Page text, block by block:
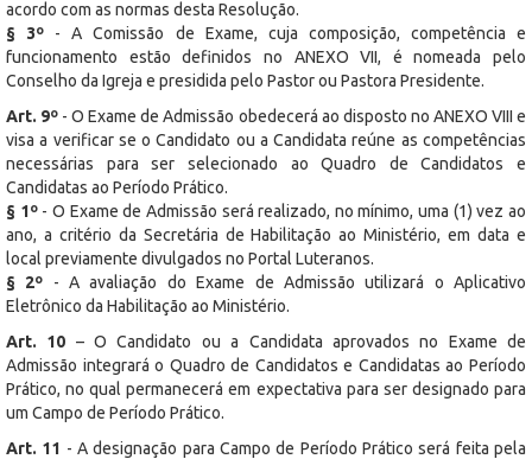
acordo com as normas desta Resolução.
§ 3º - A Comissão de Exame, cuja composição, competência e
funcionamento estão definidos no ANEXO VII, é nomeada pelo
Conselho da Igreja e presidida pelo Pastor ou Pastora Presidente.
Art. 9º - O Exame de Admissão obedecerá ao disposto no ANEXO VIII e
visa a verificar se o Candidato ou a Candidata reúne as competências
necessárias para ser selecionado ao Quadro de Candidatos e
Candidatas ao Período Prático.
§ 1º - O Exame de Admissão será realizado, no mínimo, uma (1) vez ao
ano, a critério da Secretária de Habilitação ao Ministério, em data e
local previamente divulgados no Portal Luteranos.
§ 2º - A avaliação do Exame de Admissão utilizará o Aplicativo
Eletrônico da Habilitação ao Ministério.
Art. 10 – O Candidato ou a Candidata aprovados no Exame de
Admissão integrará o Quadro de Candidatos e Candidatas ao Período
Prático, no qual permanecerá em expectativa para ser designado para
um Campo de Período Prático.
Art. 11 - A designação para Campo de Período Prático será feita pela